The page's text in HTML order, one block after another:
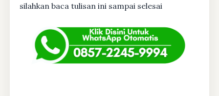
silahkan baca tulisan ini sampai selesai